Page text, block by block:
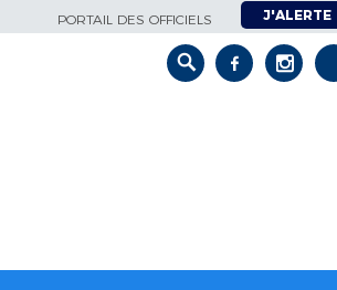
PORTAIL DES OFFICIELS J'ALERTE